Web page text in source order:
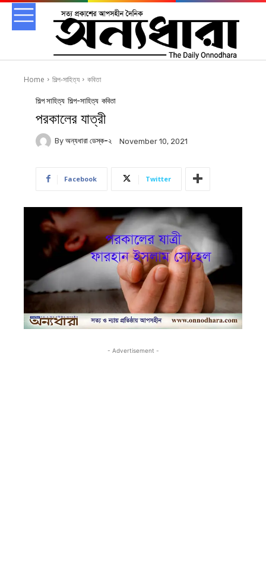
Home শিল্প-সাহিত্য কবিতা
শিল্প সাহিত্য শিল্প-সাহিত্য কবিতা
পরকালের যাত্রী
By অন্যধারা ডেস্ক-২ November 10, 2021
Facebook Twitter
- Advertisement -